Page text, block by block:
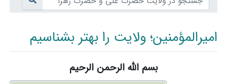
امیرالمؤمنین؛ ولایت را بهتر بشناسیم
جستجو
بسم الله الرحمن الرحیم